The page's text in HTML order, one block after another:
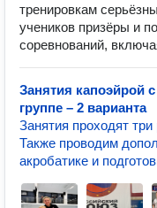
тренировкам
учеников призёры и
соревнований,
Занятия капоэйрой
группе – 2 варианта
Занятия проходят
Также проводим
акробатике и